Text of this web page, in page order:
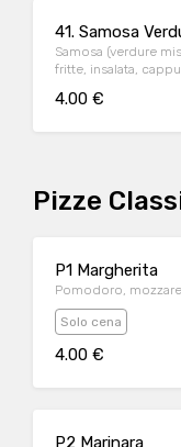
41. Samosa
Samosa (verdure
fritte, insalata,
4.00 €
Pizze
P1 Margherita
Pomodoro,
Solo cena
4.00 €
P2 Marinara